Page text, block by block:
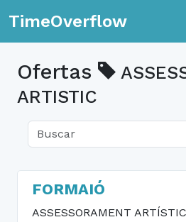
TimeOverflow
Ofertas
ARTISTIC
FORMAIÓ
ASSESSORAMENT